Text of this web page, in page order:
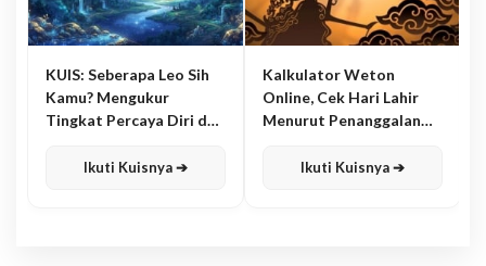
KUIS: Seberapa Leo Sih
Kamu? Mengukur
Tingkat Percaya Diri dan
Ikuti Kuisnya ➔
Kalkulator Weton
Online, Cek Hari Lahir
Menurut Penanggalan
Ikuti Kuisnya ➔